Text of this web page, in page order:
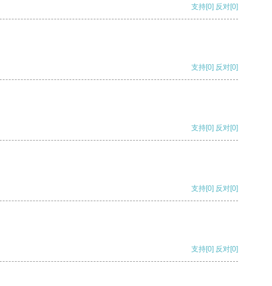
支持[0] 反对[0]
支持[0] 反对[0]
支持[0] 反对[0]
支持[0] 反对[0]
支持[0] 反对[0]